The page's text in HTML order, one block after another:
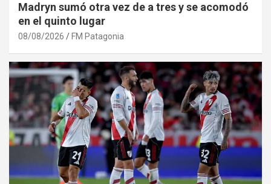
Madryn sumó otra vez de a tres y se acomodó
en el quinto lugar
08/08/2026 FM Patagonia